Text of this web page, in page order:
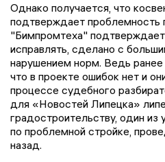
Однако получается, что
подтверждает проблемность
"Бимпромтеха"
исправлять, сделано с
нарушением норм. Ведь
что в проекте ошибок нет и
процессе судебного
для «Новостей Липецка»
градостроительству, один из
по проблемной стройке,
назад.